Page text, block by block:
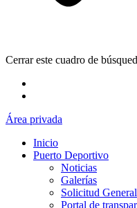
Cerrar este cuadro de
Área privada
Inicio
Puerto Deportivo
Noticias
Galerías
Solicitud General
Portal de